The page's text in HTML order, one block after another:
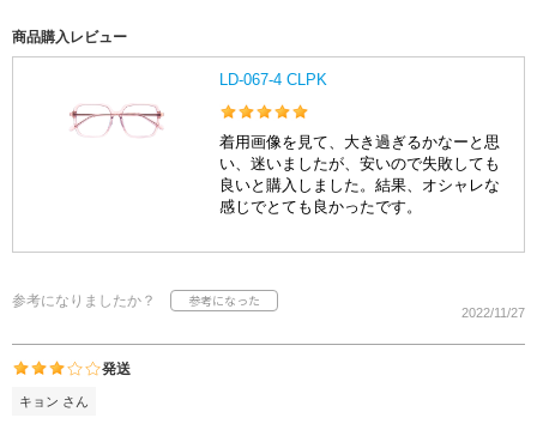
商品購入レビュー
LD-067-4 CLPK
着用画像を見て、大き過ぎるかなーと思
い、迷いましたが、安いので失敗しても
良いと購入しました。結果、オシャレな
感じでとても良かったです。
参考になりましたか？
2022/11/27
発送
キョン さん